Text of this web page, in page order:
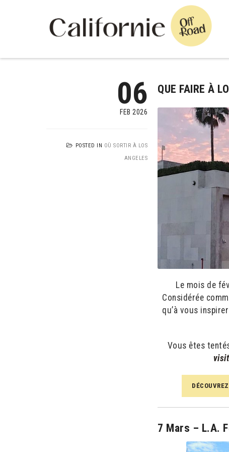
06
FEB 2026
POSTED IN OÙ SORTIR À LOS
ANGELES
QUE FAIRE À
Le mois de
Considérée
qu’à vous
Vous êtes
7 Mars – L.A.